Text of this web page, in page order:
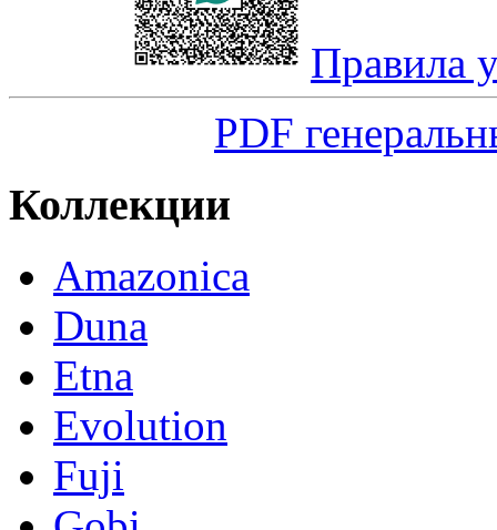
Правила
PDF
Коллекции
Amazonica
Duna
Etna
Evolution
Fuji